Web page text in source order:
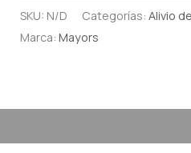
SKU: N/D Categorías: Alivio
Marca: Mayors